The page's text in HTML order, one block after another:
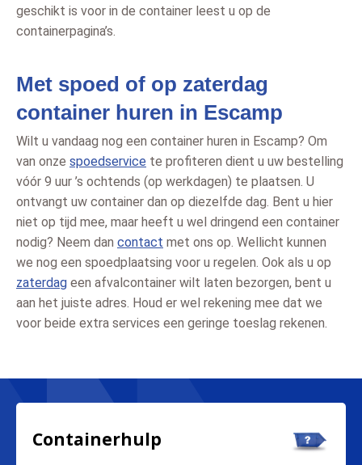
geschikt is voor in de container leest u op de
containerpagina’s.
Met spoed of op zaterdag
container huren in Escamp
Wilt u vandaag nog een container huren in Escamp? Om
van onze spoedservice te profiteren dient u uw bestelling
vóór 9 uur ’s ochtends (op werkdagen) te plaatsen. U
ontvangt uw container dan op diezelfde dag. Bent u hier
niet op tijd mee, maar heeft u wel dringend een container
nodig? Neem dan contact met ons op. Wellicht kunnen
we nog een spoedplaatsing voor u regelen. Ook als u op
zaterdag een afvalcontainer wilt laten bezorgen, bent u
aan het juiste adres. Houd er wel rekening mee dat we
voor beide extra services een geringe toeslag rekenen.
Containerhulp